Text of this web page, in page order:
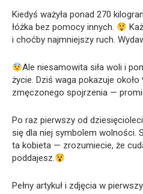
Kiedyś ważyła ponad 270
łóżka bez pomocy innych.
i choćby najmniejszy ruch.
Ale niesamowita siła woli i
życie. Dziś waga pokazuje
zmęczonego spojrzenia —
Po raz pierwszy od dziesięcioleci
się dla niej symbolem wolności.
ta kobieta — zrozumiecie, że
poddajesz.
Pełny artykuł i zdjęcia w